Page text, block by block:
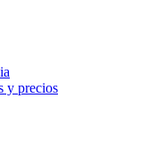
y precios